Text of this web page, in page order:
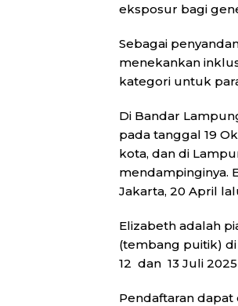
eksposur bagi
Sebagai
menekankan
kategori untuk
Di Bandar
pada tanggal 19
kota, dan di
mendampinginya.
Jakarta, 20 April
Elizabeth adalah
(tembang puitik)
12 dan 13 Juli
Pendaftaran